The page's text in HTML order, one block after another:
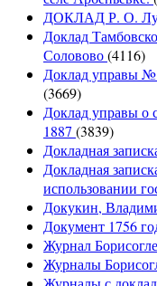
ДОКЛАД Р. О.
Доклад
Соловово(4116)
Доклад управы №
(3669)
Доклад управы о
1887 (3839)
Докладная
Докладная
использовании
Докукин,
Документ 1756
Журнал
Журналы